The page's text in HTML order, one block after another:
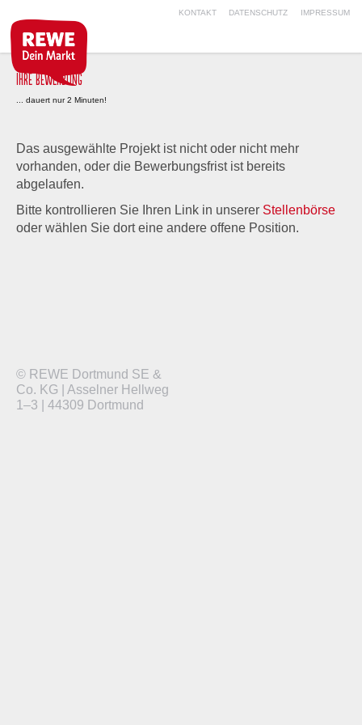
KONTAKT DATENSCHUTZ IMPRESSUM
IHRE BEWERBUNG
... dauert nur 2 Minuten!
Das ausgewählte Projekt ist nicht oder nicht mehr
vorhanden, oder die Bewerbungsfrist ist bereits
abgelaufen.
Bitte kontrollieren Sie Ihren Link in unserer Stellenbörse
oder wählen Sie dort eine andere offene Position.
© REWE Dortmund SE &
Co. KG | Asselner Hellweg
1–3 | 44309 Dortmund